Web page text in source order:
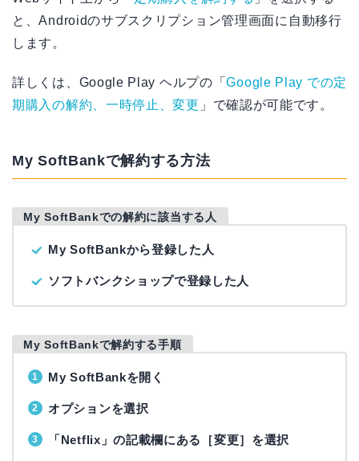
と、Androidのサブスクリプション管理画面に自動移行
します。
詳しくは、Google Play ヘルプの「Google Play での定
期購入の解約、一時停止、変更 」で確認が可能です。
My SoftBankで解約する方法
My SoftBankでの解約に該当する人
My SoftBankから登録した人
ソフトバンクショップで登録した人
My SoftBankで解約する手順
My SoftBankを開く
オプションを選択
「Netflix」の記載欄にある［変更］を選択